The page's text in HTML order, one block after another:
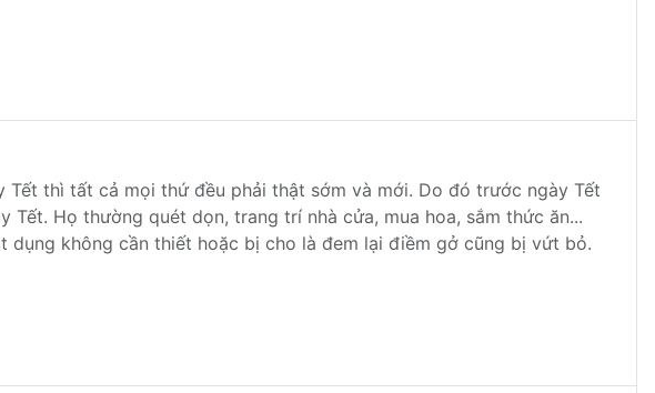
thì tất cả mọi thứ đều phải thật sớm và mới. Do đó trước ngày Tết
Tết. Họ thường quét dọn, trang trí nhà cửa, mua hoa, sắm thức ăn...
không cần thiết hoặc bị cho là đem lại điềm gở cũng bị vứt bỏ.